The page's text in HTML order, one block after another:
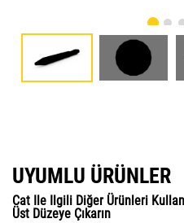
UYUMLU ÜRÜNLER
Cat Ile Ilgili Diğer Ürünleri
Üst Düzeye Çıkarın